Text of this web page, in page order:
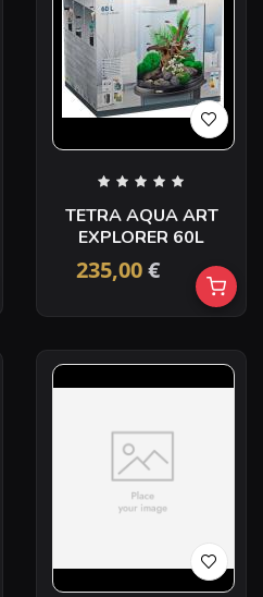
TETRA AQUA ART
EXPLORER 60L
235,00€